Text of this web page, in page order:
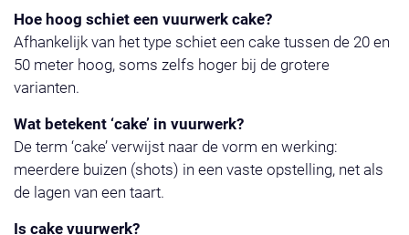
Hoe hoog schiet een vuurwerk cake?
Afhankelijk van het type schiet een cake tussen de 20 en
50 meter hoog, soms zelfs hoger bij de grotere
varianten.
Wat betekent ‘cake’ in vuurwerk?
De term ‘cake’ verwijst naar de vorm en werking:
meerdere buizen (shots) in een vaste opstelling, net als
de lagen van een taart.
Is cake vuurwerk?